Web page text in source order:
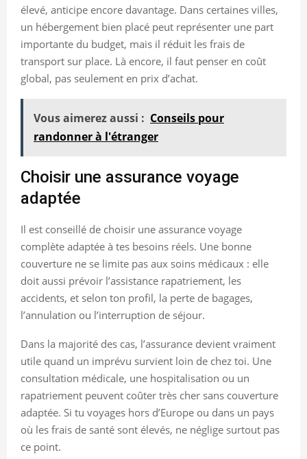
élevé, anticipe encore davantage. Dans certaines villes,
un hébergement bien placé peut représenter une part
importante du budget, mais il réduit les frais de
transport sur place. Là encore, il faut penser en coût
global, pas seulement en prix d’achat.
Vous aimerez aussi : Conseils pour
randonner à l'étranger
Choisir une assurance voyage
adaptée
Il est conseillé de choisir une assurance voyage
complète adaptée à tes besoins réels. Une bonne
couverture ne se limite pas aux soins médicaux : elle
doit aussi prévoir l’assistance rapatriement, les
accidents, et selon ton profil, la perte de bagages,
l’annulation ou l’interruption de séjour.
Dans la majorité des cas, l’assurance devient vraiment
utile quand un imprévu survient loin de chez toi. Une
consultation médicale, une hospitalisation ou un
rapatriement peuvent coûter très cher sans couverture
adaptée. Si tu voyages hors d’Europe ou dans un pays
où les frais de santé sont élevés, ne néglige surtout pas
ce point.